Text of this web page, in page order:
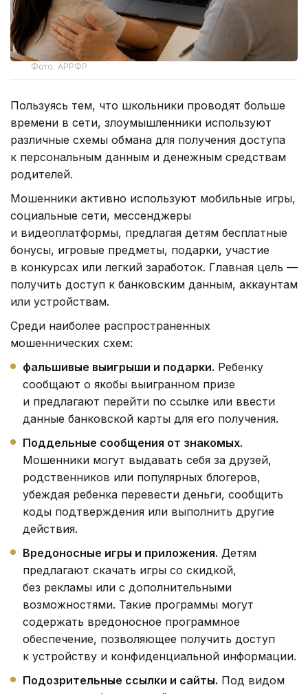
Фото: АРРФР
Пользуясь тем, что школьники проводят больше
времени в сети, злоумышленники используют
различные схемы обмана для получения доступа
к персональным данным и денежным средствам
родителей.
Мошенники активно используют мобильные игры,
социальные сети, мессенджеры
и видеоплатформы, предлагая детям бесплатные
бонусы, игровые предметы, подарки, участие
в конкурсах или легкий заработок. Главная цель —
получить доступ к банковским данным, аккаунтам
или устройствам.
Среди наиболее распространенных
мошеннических схем:
фальшивые выигрыши и подарки. Ребенку
сообщают о якобы выигранном призе
и предлагают перейти по ссылке или ввести
данные банковской карты для его получения.
Поддельные сообщения от знакомых.
Мошенники могут выдавать себя за друзей,
родственников или популярных блогеров,
убеждая ребенка перевести деньги, сообщить
коды подтверждения или выполнить другие
действия.
Вредоносные игры и приложения. Детям
предлагают скачать игры со скидкой,
без рекламы или с дополнительными
возможностями. Такие программы могут
содержать вредоносное программное
обеспечение, позволяющее получить доступ
к устройству и конфиденциальной информации.
Подозрительные ссылки и сайты. Под видом